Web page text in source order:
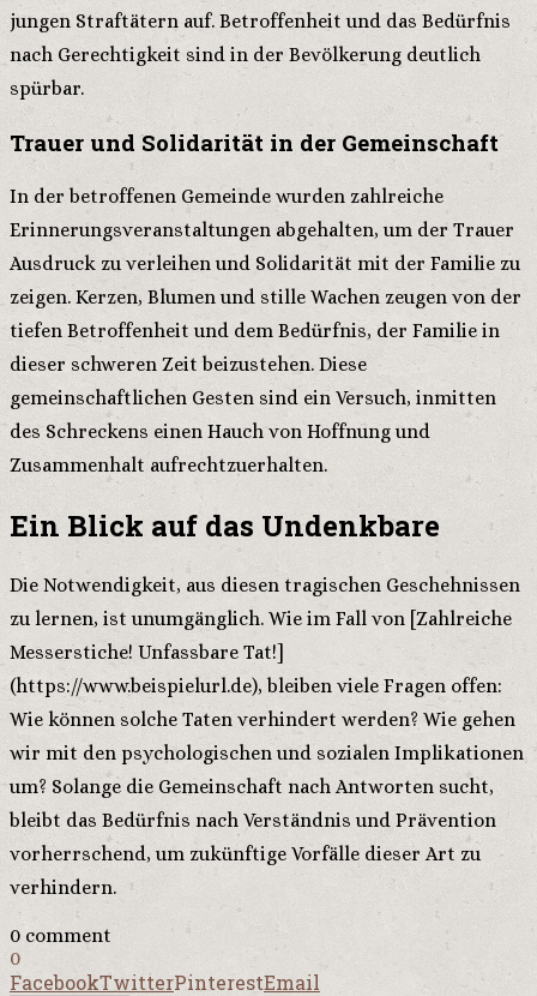
jungen Straftätern auf. Betroffenheit und das Bedürfnis
nach Gerechtigkeit sind in der Bevölkerung deutlich
spürbar.
Trauer und Solidarität in der Gemeinschaft
In der betroffenen Gemeinde wurden zahlreiche
Erinnerungsveranstaltungen abgehalten, um der Trauer
Ausdruck zu verleihen und Solidarität mit der Familie zu
zeigen. Kerzen, Blumen und stille Wachen zeugen von der
tiefen Betroffenheit und dem Bedürfnis, der Familie in
dieser schweren Zeit beizustehen. Diese
gemeinschaftlichen Gesten sind ein Versuch, inmitten
des Schreckens einen Hauch von Hoffnung und
Zusammenhalt aufrechtzuerhalten.
Ein Blick auf das Undenkbare
Die Notwendigkeit, aus diesen tragischen Geschehnissen
zu lernen, ist unumgänglich. Wie im Fall von [Zahlreiche
Messerstiche! Unfassbare Tat!]
(https://www.beispielurl.de), bleiben viele Fragen offen:
Wie können solche Taten verhindert werden? Wie gehen
wir mit den psychologischen und sozialen Implikationen
um? Solange die Gemeinschaft nach Antworten sucht,
bleibt das Bedürfnis nach Verständnis und Prävention
vorherrschend, um zukünftige Vorfälle dieser Art zu
verhindern.
0 comment
0
FacebookTwitterPinterestEmail